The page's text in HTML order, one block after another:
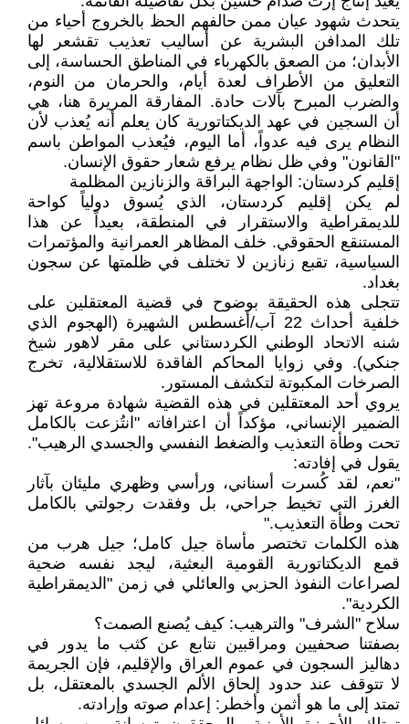
يتحدث شهود عيان ممن حالفهم الحظ بالخروج أحياء من
تلك المدافن البشرية عن أساليب تعذيب تقشعر لها
الأبدان؛ من الصعق بالكهرباء في المناطق الحساسة، إلى
التعليق من الأطراف لعدة أيام، والحرمان من النوم،
والضرب المبرح بآلات حادة. المفارقة المريرة هنا، هي
أن السجين في عهد الديكتاتورية كان يعلم أنه يُعذب لأن
النظام يرى فيه عدواً، أما اليوم، فيُعذب المواطن باسم
"القانون" وفي ظل نظام يرفع شعار حقوق الإنسان.
إقليم كردستان: الواجهة البراقة والزنازين المظلمة
لم يكن إقليم كردستان، الذي يُسوق دولياً كواحة
للديمقراطية والاستقرار في المنطقة، بعيداً عن هذا
المستنقع الحقوقي. خلف المظاهر العمرانية والمؤتمرات
السياسية، تقبع زنازين لا تختلف في ظلمتها عن سجون
بغداد.
تتجلى هذه الحقيقة بوضوح في قضية المعتقلين على
خلفية أحداث 22 آب/أغسطس الشهيرة (الهجوم الذي
شنه الاتحاد الوطني الكردستاني على مقر لاهور شيخ
جنكي). وفي زوايا المحاكم الفاقدة للاستقلالية، تخرج
الصرخات المكبوتة لتكشف المستور.
يروي أحد المعتقلين في هذه القضية شهادة مروعة تهز
الضمير الإنساني، مؤكداً أن اعترافاته "انتُزعت بالكامل
تحت وطأة التعذيب والضغط النفسي والجسدي الرهيب".
يقول في إفادته:
"نعم، لقد كُسرت أسناني، ورأسي وظهري مليئان بآثار
الغرز التي تخيط جراحي، بل وفقدت رجولتي بالكامل
تحت وطأة التعذيب."
هذه الكلمات تختصر مأساة جيل كامل؛ جيل هرب من
قمع الديكتاتورية القومية البعثية، ليجد نفسه ضحية
لصراعات النفوذ الحزبي والعائلي في زمن "الديمقراطية
الكردية".
سلاح "الشرف" والترهيب: كيف يُصنع الصمت؟
بصفتنا صحفيين ومراقبين نتابع عن كثب ما يدور في
دهاليز السجون في عموم العراق والإقليم، فإن الجريمة
لا تتوقف عند حدود إلحاق الألم الجسدي بالمعتقل، بل
تمتد إلى ما هو أثمن وأخطر: إعدام صوته وإرادته.